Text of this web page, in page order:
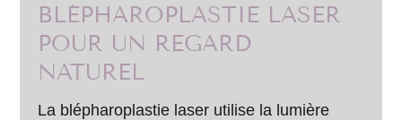
BLÉPHAROPLASTIE LASER
POUR UN REGARD
NATUREL
La blépharoplastie laser utilise la lumière